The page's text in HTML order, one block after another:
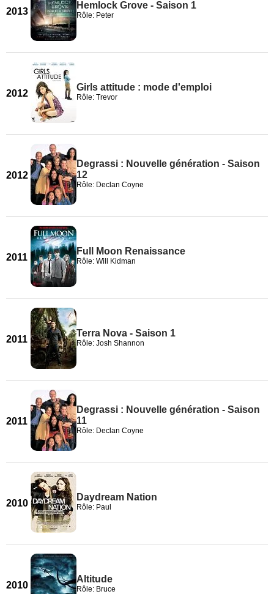
2013
Hemlock Grove - Saison 1
Rôle: Peter
2012
Girls attitude : mode d'emploi
Rôle: Trevor
2012
Degrassi : Nouvelle génération - Saison
12
Rôle: Declan Coyne
2011
Full Moon Renaissance
Rôle: Will Kidman
2011
Terra Nova - Saison 1
Rôle: Josh Shannon
2011
Degrassi : Nouvelle génération - Saison
11
Rôle: Declan Coyne
2010
Daydream Nation
Rôle: Paul
2010
Altitude
Rôle: Bruce